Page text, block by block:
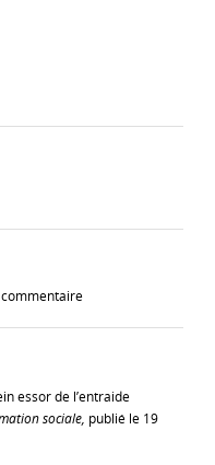
essor de l’entraide
sociale, publié le 19